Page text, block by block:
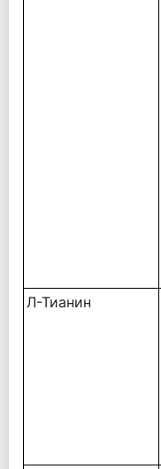
Л-Тианин